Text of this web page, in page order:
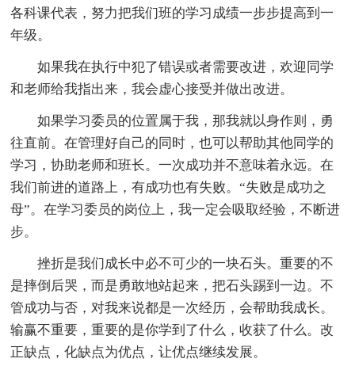
各科课代表，努力把我们班的学习成绩一步步提高到一
年级。
如果我在执行中犯了错误或者需要改进，欢迎同学
和老师给我指出来，我会虚心接受并做出改进。
如果学习委员的位置属于我，那我就以身作则，勇
往直前。在管理好自己的同时，也可以帮助其他同学的
学习，协助老师和班长。一次成功并不意味着永远。在
我们前进的道路上，有成功也有失败。“失败是成功之
母”。在学习委员的岗位上，我一定会吸取经验，不断进
步。
挫折是我们成长中必不可少的一块石头。重要的不
是摔倒后哭，而是勇敢地站起来，把石头踢到一边。不
管成功与否，对我来说都是一次经历，会帮助我成长。
输赢不重要，重要的是你学到了什么，收获了什么。改
正缺点，化缺点为优点，让优点继续发展。